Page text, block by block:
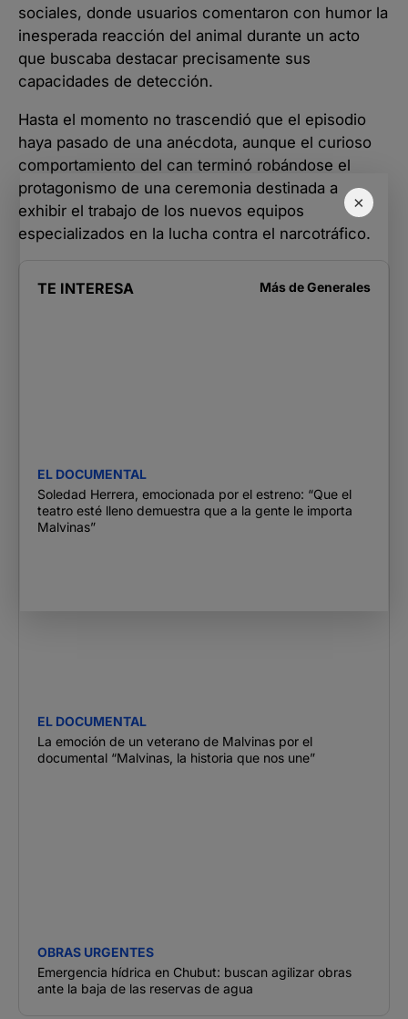
×
sociales, donde usuarios comentaron con humor la
inesperada reacción del animal durante un acto
que buscaba destacar precisamente sus
capacidades de detección.
Hasta el momento no trascendió que el episodio
haya pasado de una anécdota, aunque el curioso
comportamiento del can terminó robándose el
protagonismo de una ceremonia destinada a
exhibir el trabajo de los nuevos equipos
especializados en la lucha contra el narcotráfico.
TE INTERESA Más deGenerales
EL DOCUMENTAL
Soledad Herrera, emocionada por el estreno: “Que el
teatro esté lleno demuestra que a la gente le importa
Malvinas”
EL DOCUMENTAL
La emoción de un veterano de Malvinas por el
documental “Malvinas, la historia que nos une”
OBRAS URGENTES
Emergencia hídrica en Chubut: buscan agilizar obras
ante la baja de las reservas de agua